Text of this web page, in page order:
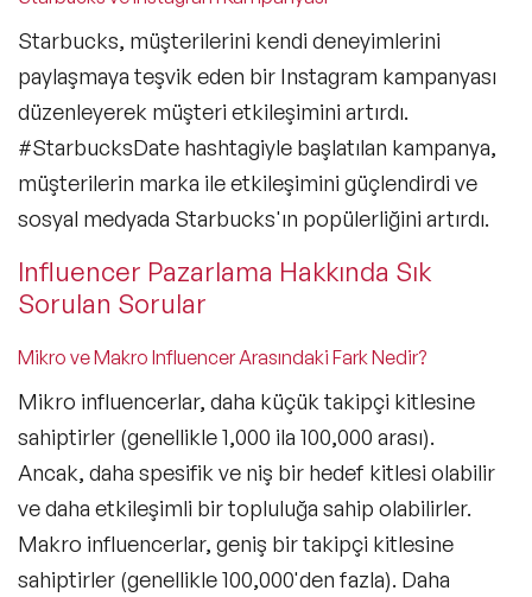
Starbucks, müşterilerini kendi deneyimlerini
paylaşmaya teşvik eden bir Instagram kampanyası
düzenleyerek müşteri etkileşimini artırdı.
#StarbucksDate hashtagiyle başlatılan kampanya,
müşterilerin marka ile etkileşimini güçlendirdi ve
sosyal medyada Starbucks'ın popülerliğini artırdı.
Influencer Pazarlama Hakkında Sık
Sorulan Sorular
Mikro ve Makro Influencer Arasındaki Fark Nedir?
Mikro influencerlar, daha küçük takipçi kitlesine
sahiptirler (genellikle 1,000 ila 100,000 arası).
Ancak, daha spesifik ve niş bir hedef kitlesi olabilir
ve daha etkileşimli bir topluluğa sahip olabilirler.
Makro influencerlar, geniş bir takipçi kitlesine
sahiptirler (genellikle 100,000'den fazla). Daha